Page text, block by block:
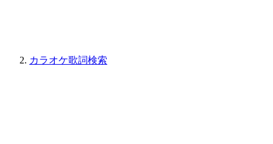
カラオケ歌詞検索